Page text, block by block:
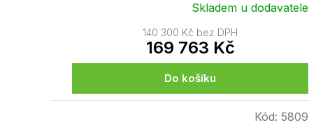
Skladem u dodavatele
140 300 Kč bez DPH
169 763 Kč
Do košíku
Kód: 5809